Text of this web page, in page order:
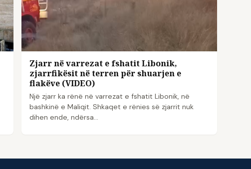
Zjarr në varrezat e fshatit Libonik,
zjarrfikësit në terren për shuarjen e
flakëve (VIDEO)
Një zjarr ka rënë në varrezat e fshatit Libonik, në
bashkinë e Maliqit. Shkaqet e rënies së zjarrit nuk
dihen ende, ndërsa…